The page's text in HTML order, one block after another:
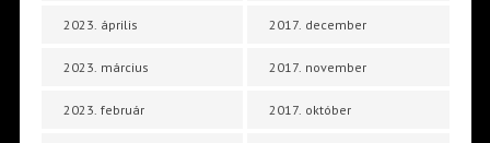
2023. április
2023. március
2023. február
2017. december
2017. november
2017. október